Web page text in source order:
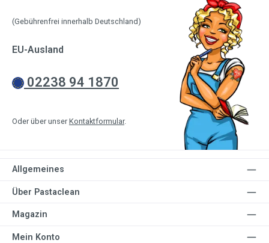
(Gebührenfrei innerhalb Deutschland)
EU-Ausland
02238 94 1870
Oder über unser Kontaktformular.
Allgemeines
Über Pastaclean
Magazin
Mein Konto